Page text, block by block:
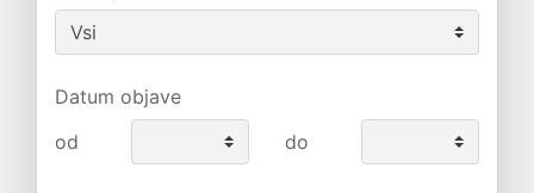
Datum objave
od
do